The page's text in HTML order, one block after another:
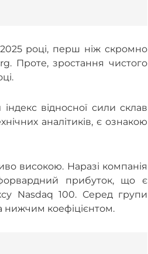
році, перш ніж скромно
Проте, зростання чистого
відносної сили склав
аналітиків, є ознакою
високою. Наразі компанія
прибуток, що є
Nasdaq 100. Серед групи
нижчим коефіцієнтом.